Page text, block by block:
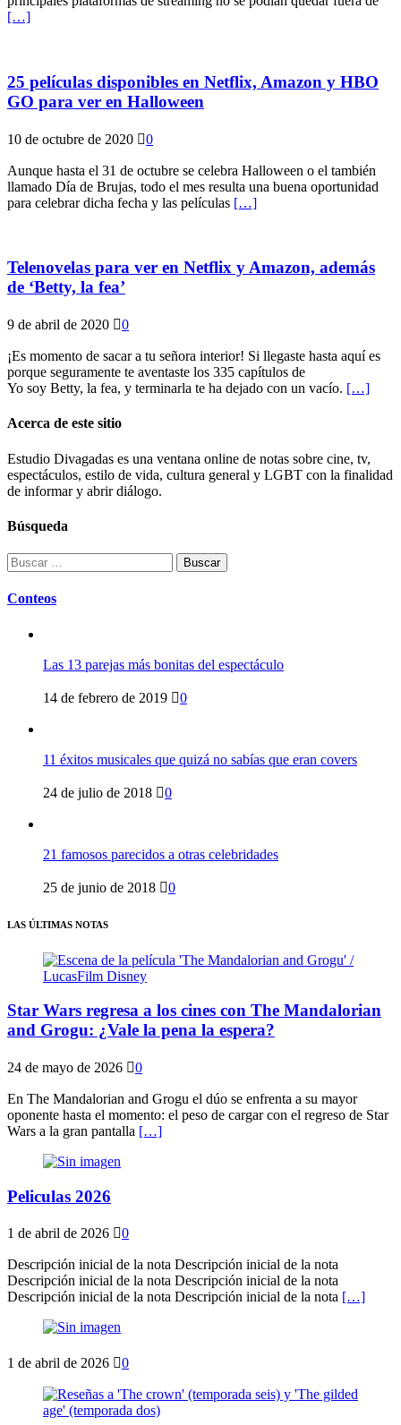
[…]
25 películas disponibles en Netflix, Amazon y HBO
GO para ver en Halloween
10 de octubre de 2020 0
Aunque hasta el 31 de octubre se celebra Halloween o el también
llamado Día de Brujas, todo el mes resulta una buena oportunidad
para celebrar dicha fecha y las películas […]
Telenovelas para ver en Netflix y Amazon, además
de ‘Betty, la fea’
9 de abril de 2020 0
¡Es momento de sacar a tu señora interior! Si llegaste hasta aquí es
porque seguramente te aventaste los 335 capítulos de
Yo soy Betty, la fea, y terminarla te ha dejado con un vacío. […]
Acerca de este sitio
Estudio Divagadas es una ventana online de notas sobre cine, tv,
espectáculos, estilo de vida, cultura general y LGBT con la finalidad
de informar y abrir diálogo.
Búsqueda
Buscar:
Conteos
Las 13 parejas más bonitas del espectáculo
14 de febrero de 2019 0
11 éxitos musicales que quizá no sabías que eran covers
24 de julio de 2018 0
21 famosos parecidos a otras celebridades
25 de junio de 2018 0
LAS ÚLTIMAS NOTAS
Star Wars regresa a los cines con The Mandalorian
and Grogu: ¿Vale la pena la espera?
24 de mayo de 2026 0
En The Mandalorian and Grogu el dúo se enfrenta a su mayor
oponente hasta el momento: el peso de cargar con el regreso de Star
Wars a la gran pantalla […]
Peliculas 2026
1 de abril de 2026 0
Descripción inicial de la nota Descripción inicial de la nota
Descripción inicial de la nota Descripción inicial de la nota
Descripción inicial de la nota Descripción inicial de la nota […]
1 de abril de 2026 0